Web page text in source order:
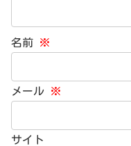
名前 ※
メール ※
サイト